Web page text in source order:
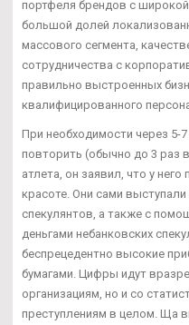
портфеля брендов с
большой долей
массового сегмента,
сотрудничества с
правильно выстроенных
квалифицированного
При необходимости через 5-
повторить (обычно до 3 раз
атлета, он заявил, что у
красоте. Они сами
спекулянтов, а также с
деньгами небанковских
беспрецедентно высокие
бумагами. Цифры идут
организациям, но и со
преступлениям в целом. Ща